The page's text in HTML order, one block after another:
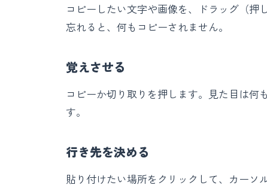
コピーしたい文字や画像を、ドラッグ（
忘れると、何もコピーされません。
覚えさせる
コピーか切り取りを押します。見た目は何
す。
行き先を決める
貼り付けたい場所をクリックして、カーソ